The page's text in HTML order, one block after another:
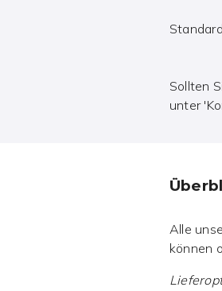
Sollten
unter
Alle
können